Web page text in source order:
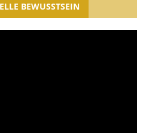
BEWUSSTSEIN